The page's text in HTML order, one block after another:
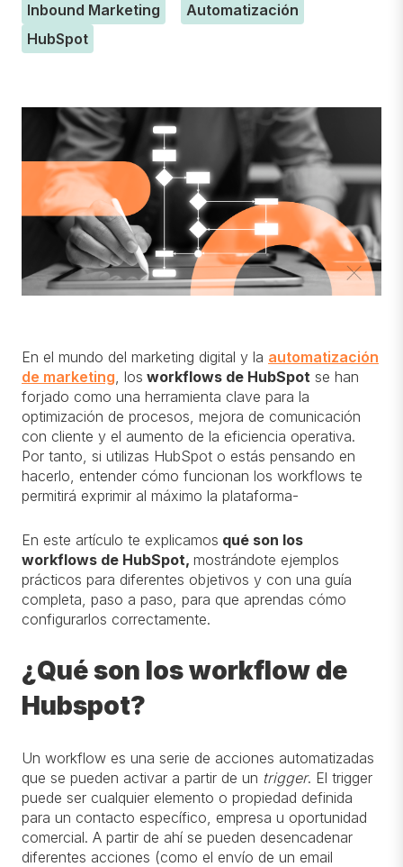
Inbound Marketing
Automatización
HubSpot
En el mundo del marketing digital y la automatización
de marketing, los workflows de HubSpot se han
forjado como una herramienta clave para la
optimización de procesos, mejora de comunicación
con cliente y el aumento de la eficiencia operativa.
Por tanto, si utilizas HubSpot o estás pensando en
hacerlo, entender cómo funcionan los workflows te
permitirá exprimir al máximo la plataforma-
En este artículo te explicamos qué son los
workflows de HubSpot, mostrándote ejemplos
prácticos para diferentes objetivos y con una guía
completa, paso a paso, para que aprendas cómo
configurarlos correctamente.
¿Qué son los workflow de
Hubspot?
Un workflow es una serie de acciones automatizadas
que se pueden activar a partir de un trigger. El trigger
puede ser cualquier elemento o propiedad definida
para un contacto específico, empresa u oportunidad
comercial. A partir de ahí se pueden desencadenar
diferentes acciones (como el envío de un email